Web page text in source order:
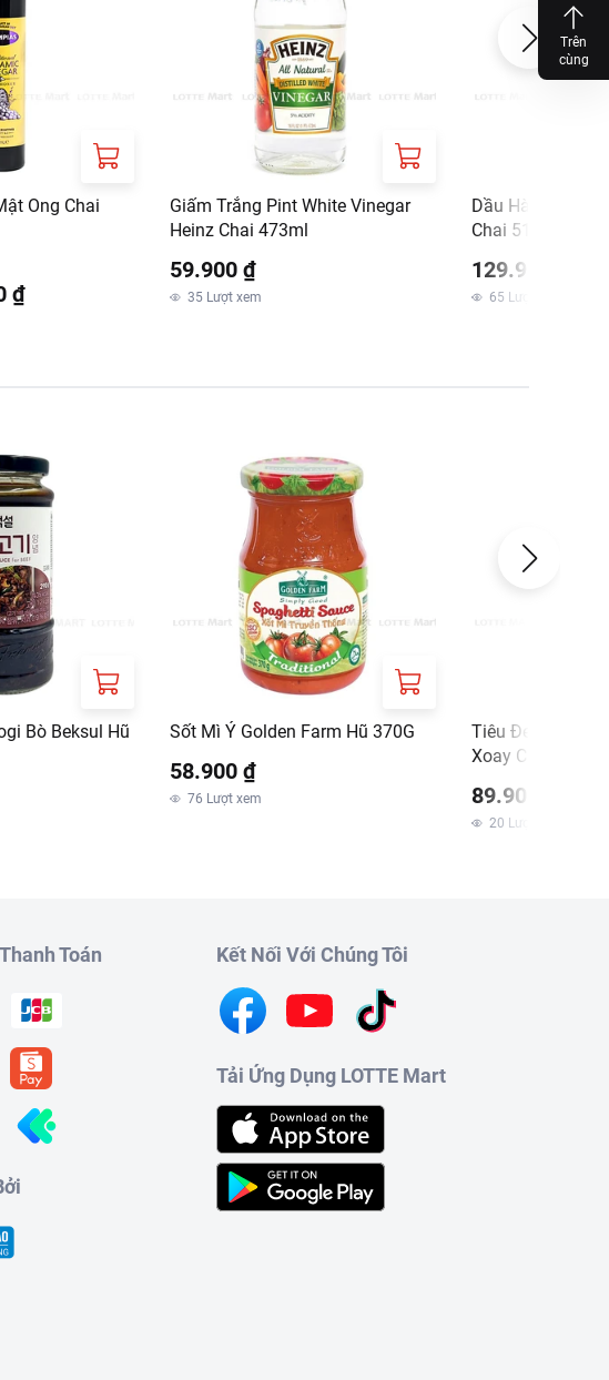
Ong Chai
₫
Giấm Trắng Pint White Vinegar
Heinz Chai 473ml
59.900 ₫
35 Lượt xem
Dầu Hào LEE
Chai 510g
129.900 ₫
65 Lượt xem
Bò Beksul Hũ
Sốt Mì Ý Golden Farm Hũ 370G
58.900 ₫
76 Lượt xem
Tiêu Đen Hạt
Xoay Choice L
89.900 ₫
20 Lượt xem
Toán Kết Nối Với Chúng Tôi
Tải Ứng Dụng LOTTE Mart
Trên
cùng